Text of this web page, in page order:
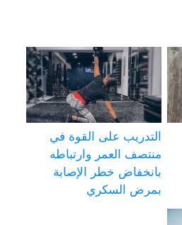
التدريب على القوة في
منتصف العمر وارتباطه
بانخفاض خطر الإصابة
بمرض السكري